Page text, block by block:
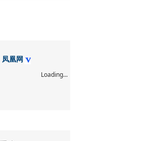
凤凰网
Loading...